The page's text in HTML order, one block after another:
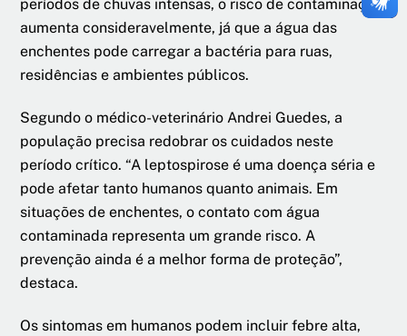
períodos de chuvas intensas, o risco de contaminação
aumenta consideravelmente, já que a água das
enchentes pode carregar a bactéria para ruas,
residências e ambientes públicos.
Segundo o médico-veterinário Andrei Guedes, a
população precisa redobrar os cuidados neste
período crítico. “A leptospirose é uma doença séria e
pode afetar tanto humanos quanto animais. Em
situações de enchentes, o contato com água
contaminada representa um grande risco. A
prevenção ainda é a melhor forma de proteção”,
destaca.
Os sintomas em humanos podem incluir febre alta,